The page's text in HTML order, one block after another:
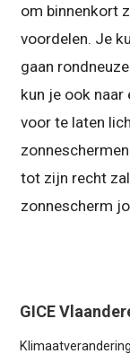
om binnenkort
voordelen. Je
gaan
kun je ook naar
voor te laten
tot zijn recht
zonnescherm
GICE